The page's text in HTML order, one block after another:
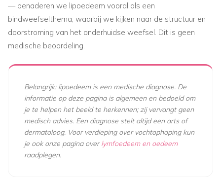
— benaderen we lipoedeem vooral als een
bindweefselthema, waarbij we kijken naar de structuur en
doorstroming van het onderhuidse weefsel. Dit is geen
medische beoordeling.
Belangrijk: lipoedeem is een medische diagnose. De
informatie op deze pagina is algemeen en bedoeld om
je te helpen het beeld te herkennen; zij vervangt geen
medisch advies. Een diagnose stelt altijd een arts of
dermatoloog. Voor verdieping over vochtophoping kun
je ook onze pagina overlymfoedeem en oedeem
raadplegen.